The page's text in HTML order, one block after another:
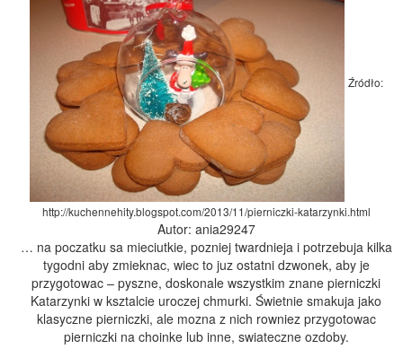
Źródło:
http://kuchennehity.blogspot.com/2013/11/pierniczki-katarzynki.html
Autor: ania29247
… na poczatku sa mieciutkie, pozniej twardnieja i potrzebuja kilka
tygodni aby zmieknac, wiec to juz ostatni dzwonek, aby je
przygotowac – pyszne, doskonale wszystkim znane pierniczki
Katarzynki w ksztalcie uroczej chmurki. Świetnie smakuja jako
klasyczne pierniczki, ale mozna z nich rowniez przygotowac
pierniczki na choinke lub inne, swiateczne ozdoby.